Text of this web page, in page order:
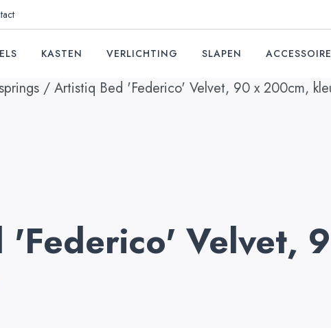
KASTEN VERLICHTING SLAPEN
/ Artistiq Bed 'Federico' Velvet, 90 x 200cm,
Velvet,